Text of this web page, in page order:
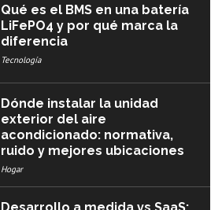
Qué es el BMS en una batería
LiFePO4 y por qué marca la
diferencia
Tecnología
Dónde instalar la unidad
exterior del aire
acondicionado: normativa,
ruido y mejores ubicaciones
Hogar